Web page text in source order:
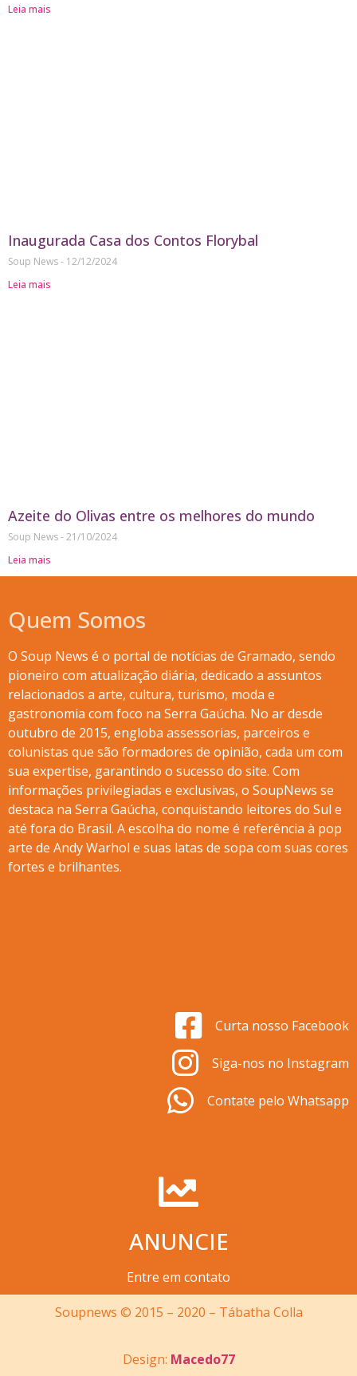
Leia mais
Inaugurada Casa dos Contos Florybal
Soup News
12/12/2024
Leia mais
Azeite do Olivas entre os melhores do mundo
Soup News 21/10/2024
Leia mais
Quem Somos
O Soup News é o portal de notícias de Gramado, sendo
pioneiro com atualização diária, dedicado a assuntos
relacionados a arte, cultura, turismo, moda e
gastronomia com foco na Serra Gaúcha. No ar desde
outubro de 2015, engloba assessorias, parceiros e
colunistas que são formadores de opinião, cada um com
sua expertise, garantindo o sucesso do site. Com
informações privilegiadas e exclusivas, o SoupNews se
destaca na Serra Gaúcha, conquistando leitores do Sul e
até fora do Brasil. A escolha do nome é referência à pop
arte de Andy Warhol e suas latas de sopa com suas cores
fortes e brilhantes.
Curta nosso Facebook
Siga-nos no Instagram
Contate pelo Whatsapp
ANUNCIE
Entre em contato
Soupnews © 2015 – 2020 – Tábatha Colla
Design: Macedo77